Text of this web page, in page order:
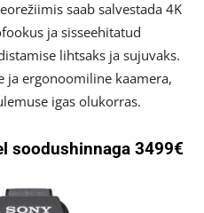
saab salvestada 4K
ja sisseehitatud
lihtsaks ja sujuvaks.
ja ergonoomiline kaamera,
igas olukorras.
soodushinnaga 3499€